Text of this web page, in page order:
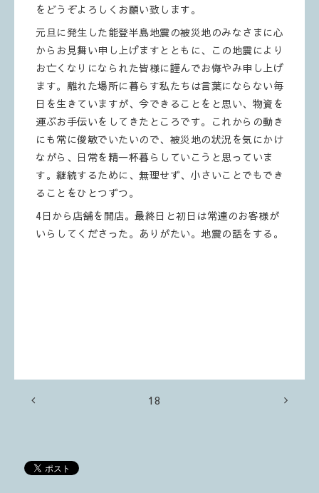
をどうぞよろしくお願い致します。
元旦に発生した能登半島地震の被災地のみなさまに心
からお見舞い申し上げますとともに、この地震により
お亡くなりになられた皆様に謹んでお悔やみ申し上げ
ます。離れた場所に暮らす私たちは言葉にならない毎
日を生きていますが、今できることをと思い、物資を
運ぶお手伝いをしてきたところです。これからの動き
にも常に俊敏でいたいので、被災地の状況を気にかけ
ながら、日常を精一杯暮らしていこうと思っていま
す。継続するために、無理せず、小さいことでもでき
ることをひとつずつ。
4日から店舗を開店。最終日と初日は常連のお客様が
いらしてくださった。ありがたい。地震の話をする。
18